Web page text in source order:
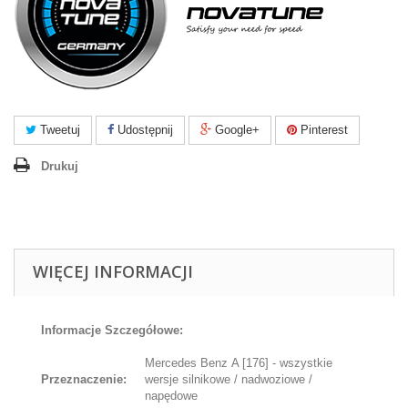
Tweetuj Udostępnij Google+ Pinterest
Drukuj
WIĘCEJ INFORMACJI
Informacje Szczegółowe:
Przeznaczenie:
Mercedes Benz A [176] - wszystkie
wersje silnikowe / nadwoziowe /
napędowe